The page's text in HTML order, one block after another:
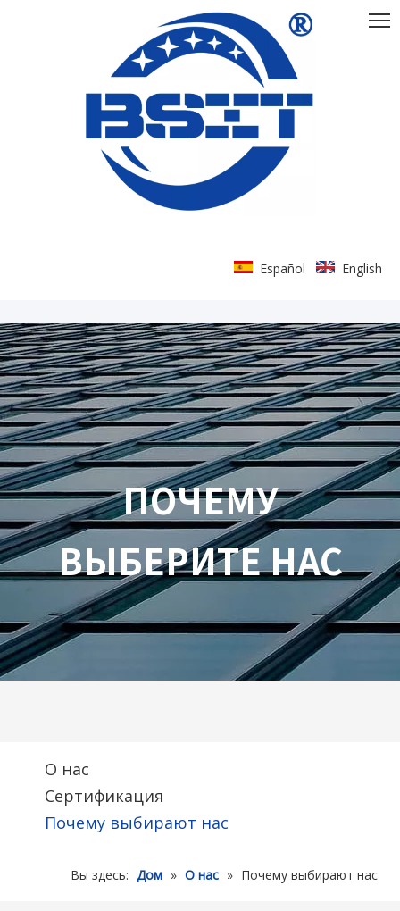
Español English
ПОЧЕМУ
ВЫБЕРИТЕ НАС
О нас
Сертификация
Почему выбирают нас
Вы здесь: Дом » О нас » Почему выбирают нас